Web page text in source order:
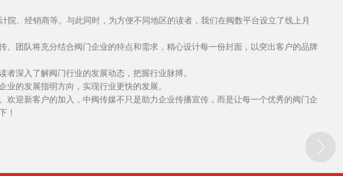
、经销商等。与此同时，为方便不同地区的读者，我们在阀数平台设立了线上月
团队将充分结合阀门企业的特点和需求，精心设计每一份封面，以突出客户的品牌
深入了解阀门行业的发展动态，把握行业脉搏。
的发展指明方向，实现行业更快的发展。
迎新客户的加入，中阀传媒不只是助力企业传播宣传，而是让每一个优秀的阀门企
！